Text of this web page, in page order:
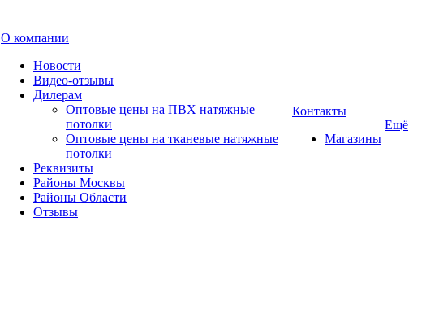
О компании
Новости
Видео-отзывы
Дилерам
Оптовые цены на ПВХ натяжные
потолки
Оптовые цены на тканевые натяжные
потолки
Реквизиты
Районы Москвы
Районы Области
Отзывы
Контакты
Магазины
Ещё